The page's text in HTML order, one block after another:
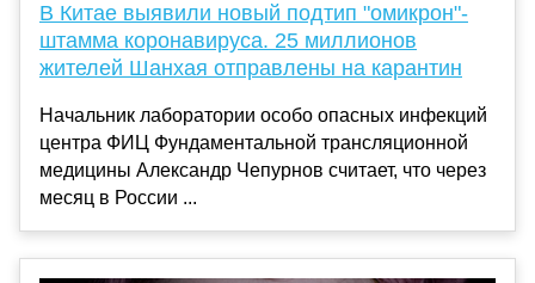
В Китае выявили новый подтип "омикрон"-
штамма коронавируса. 25 миллионов
жителей Шанхая отправлены на карантин
Начальник лаборатории особо опасных инфекций
центра ФИЦ Фундаментальной трансляционной
медицины Александр Чепурнов считает, что через
месяц в России ...